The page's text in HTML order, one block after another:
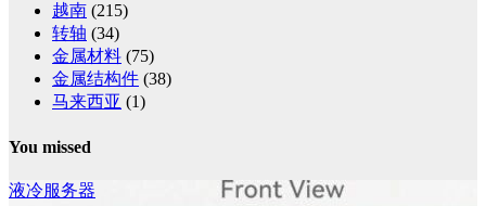
越南 (215)
转轴 (34)
金属材料 (75)
金属结构件 (38)
马来西亚 (1)
You missed
液冷服务器